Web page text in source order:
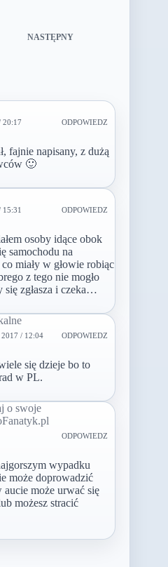
NASTĘPNY
20:17 ODPOWIEDZ
fajnie napisany, z dużą
🙂
15:31 ODPOWIEDZ
osoby idące obok
samochodu na
miały w głowie robiąc
z tego nie mogło
zgłasza i czeka…
/ 12:04 ODPOWIEDZ
się dzieje bo to
w PL.
o swoje
ODPOWIEDZ
wypadku
może doprowadzić
może urwać się
możesz stracić